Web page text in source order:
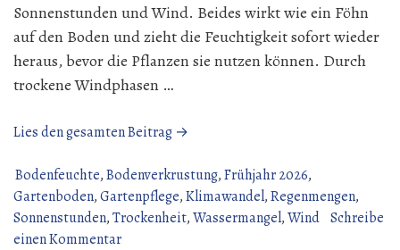
Sonnenstunden und Wind. Beides wirkt wie ein Föhn
auf den Boden und zieht die Feuchtigkeit sofort wieder
heraus, bevor die Pflanzen sie nutzen können. Durch
trockene Windphasen …
Lies den gesamten Beitrag →
Bodenfeuchte,Bodenverkrustung,Frühjahr 2026,
Gartenboden,Gartenpflege,Klimawandel,Regenmengen,
Sonnenstunden,Trockenheit,Wassermangel,Wind Schreibe
einen Kommentarzu